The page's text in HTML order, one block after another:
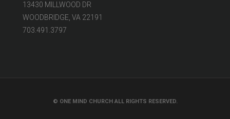
13430 MILLWOOD DR
WOODBRIDGE, VA 22191
703.491.3797
© ONE MIND CHURCH ALL RIGHTS RESERVED.